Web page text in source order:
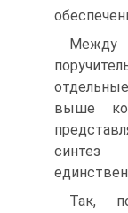
Между
выше
синтез
Так,